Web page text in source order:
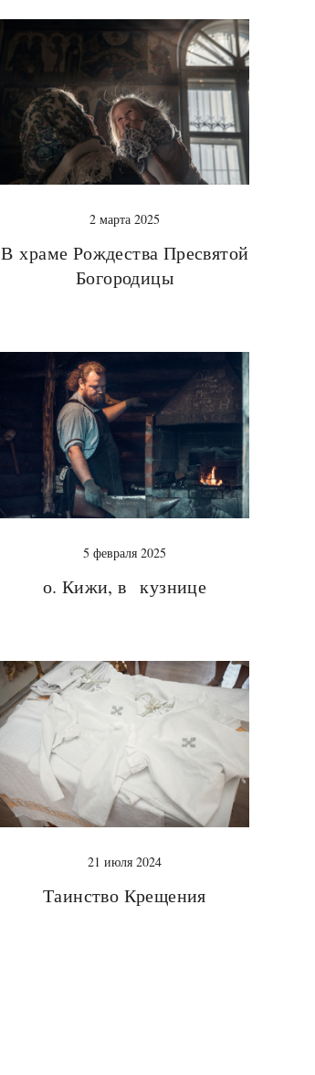
2 марта 2025
В храме Рождества Пресвятой
Богородицы
5 февраля 2025
о. Кижи, в кузнице
21 июля 2024
Таинство Крещения